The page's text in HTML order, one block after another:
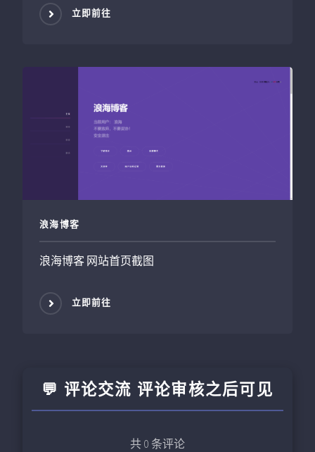
立即前往
浪海博客
浪海博客 网站首页截图
立即前往
💬 评论交流 评论审核之后可见
共 0 条评论